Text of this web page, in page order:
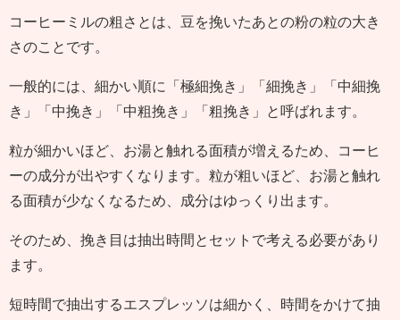
コーヒーミルの粗さとは、豆を挽いたあとの粉の粒の大き
さのことです。
一般的には、細かい順に「極細挽き」「細挽き」「中細挽
き」「中挽き」「中粗挽き」「粗挽き」と呼ばれます。
粒が細かいほど、お湯と触れる面積が増えるため、コーヒ
ーの成分が出やすくなります。粒が粗いほど、お湯と触れ
る面積が少なくなるため、成分はゆっくり出ます。
そのため、挽き目は抽出時間とセットで考える必要があり
ます。
短時間で抽出するエスプレッソは細かく、時間をかけて抽